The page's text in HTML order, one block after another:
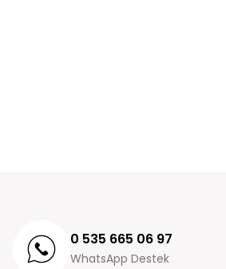
0 535 665 06 97
WhatsApp Destek